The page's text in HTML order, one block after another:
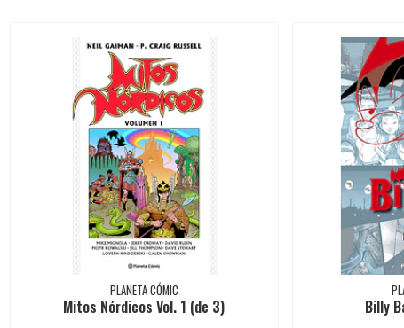
PLANETA CÓMIC
Mitos Nórdicos Vol. 1 (de 3)
Billy